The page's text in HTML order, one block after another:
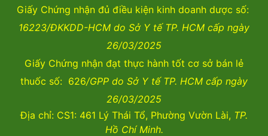
Giấy Chứng nhận đủ điều kiện kinh doanh dược số:
16223/ĐKKDD-HCM do Sở Y tế TP. HCM cấp ngày
26/03/2025
Giấy Chứng nhận đạt thực hành tốt cơ sở bán lẻ
thuốc số: 626/GPP do Sở Y tế TP. HCM cấp ngày
26/03/2025
Địa chỉ: CS1: 461 Lý Thái Tổ, Phường Vườn Lài, TP.
Hồ Chí Minh.